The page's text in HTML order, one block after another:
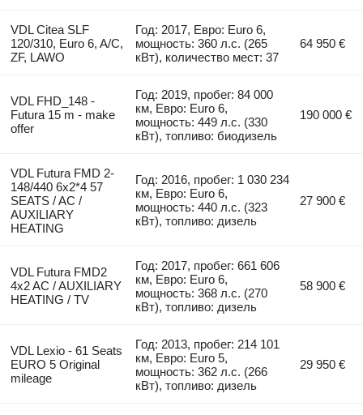
VDL Citea SLF
120/310, Euro 6, A/C,
ZF, LAWO
Год: 2017, Евро: Euro 6,
мощность: 360 л.с. (265
кВт), количество мест: 37
64 950 €
VDL FHD_148 -
Futura 15 m - make
offer
Год: 2019, пробег: 84 000
км, Евро: Euro 6,
мощность: 449 л.с. (330
кВт), топливо: биодизель
190 000 €
VDL Futura FMD 2-
148/440 6x2*4 57
SEATS / AC /
AUXILIARY
HEATING
Год: 2016, пробег: 1 030 234
км, Евро: Euro 6,
мощность: 440 л.с. (323
кВт), топливо: дизель
27 900 €
VDL Futura FMD2
4x2 AC / AUXILIARY
HEATING / TV
Год: 2017, пробег: 661 606
км, Евро: Euro 6,
мощность: 368 л.с. (270
кВт), топливо: дизель
58 900 €
VDL Lexio - 61 Seats
EURO 5 Original
mileage
Год: 2013, пробег: 214 101
км, Евро: Euro 5,
мощность: 362 л.с. (266
кВт), топливо: дизель
29 950 €